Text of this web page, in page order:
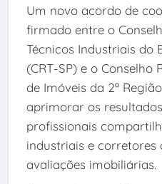
Um novo acordo de
firmado entre o
Técnicos Industriais do
(CRT-SP) e o Conselho
de Imóveis da 2ª
aprimorar os
profissionais
industriais e corretores
avaliações imobiliárias.